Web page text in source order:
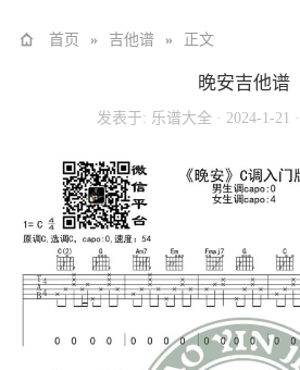
首页 » 吉他谱 » 正文
晚安吉他谱
发表于: 乐谱大全 · 2024-1-21 ·